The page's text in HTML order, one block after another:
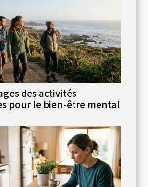
des activités
pour le bien-être mental